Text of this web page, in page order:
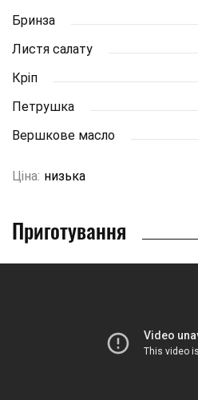
Бринза
Листя салату
Кріп
Петрушка
Вершкове масло
Ціна: низька
Приготування